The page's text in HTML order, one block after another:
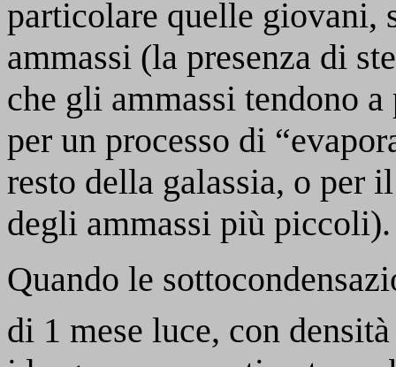
particolare quelle giovani,
ammassi (la presenza di
che gli ammassi tendono
per un processo di
resto della galassia, o per
degli ammassi più piccoli).
Quando le
di 1 mese luce, con